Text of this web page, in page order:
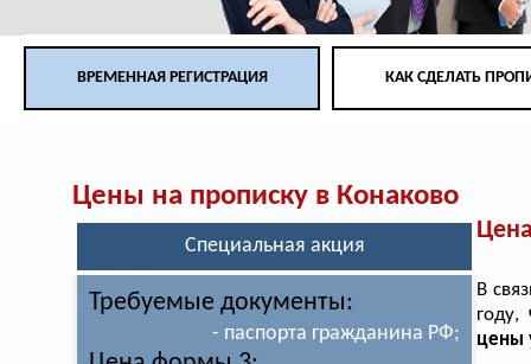
ВРЕМЕННАЯ РЕГИСТРАЦИЯ КАК СДЕЛАТЬ
Цены на прописку в Конаково
Специальная акция
Требуемые документы:
- паспорта гражданина РФ;
В
году,
цены